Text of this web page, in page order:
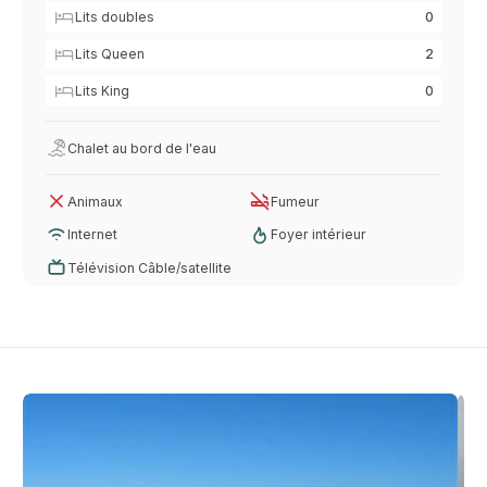
Lits doubles 0
Lits Queen 2
Lits King 0
Chalet au bord de l'eau
Animaux Fumeur
Internet Foyer intérieur
Télévision Câble/satellite